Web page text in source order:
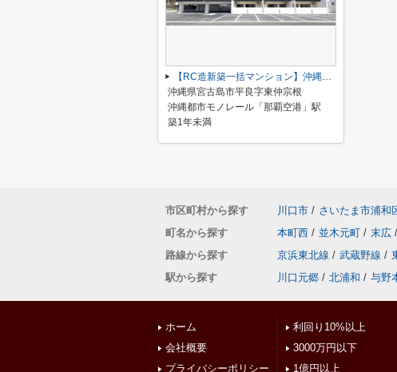
【RC造新築一括マンション】沖縄県宮古島市平良字東仲宗根竹原
沖縄県宮古島市平良字東仲宗根
沖縄都市モノレール「那覇空港」駅
築1年未満
市区町村から探す 川口市 / さいたま市浦和
町名から探す
本町西 / 並木元町 / 末広 /
路線から探す
京浜東北線 / 武蔵野線 /
駅から探す
川口元郷 / 北浦和 / 与野
ホーム
会社概要
プライバシーポリシー
利回り10%以上
3000万円以下
1億円以上